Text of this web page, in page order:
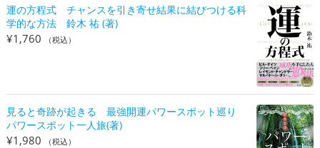
運の方程式 チャンスを引き寄せ結果に結びつける科
学的な方法 鈴木 祐 (著)
¥1,760 （税込）
見ると奇跡が起きる 最強開運パワースポット巡り
パワースポット一人旅(著)
¥1,980 （税込）